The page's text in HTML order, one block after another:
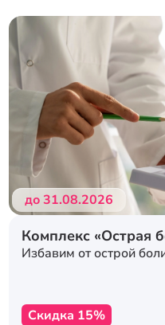
Подробнее
до 31.08.2026
Комплекс «Острая
Избавим от острой
Скидка 15%